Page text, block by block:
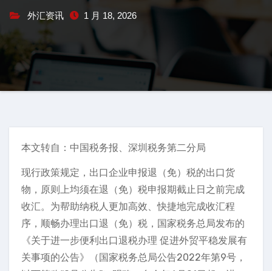
外汇资讯 1 月 18, 2026
本文转自：中国税务报、深圳税务第二分局
现行政策规定，出口企业申报退（免）税的出口货
物，原则上均须在退（免）税申报期截止日之前完成
收汇。为帮助纳税人更加高效、快捷地完成收汇程
序，顺畅办理出口退（免）税，国家税务总局发布的
《关于进一步便利出口退税办理 促进外贸平稳发展有
关事项的公告》（国家税务总局公告2022年第9号，